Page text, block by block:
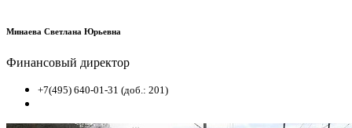
Минаева Светлана Юрьевна
Финансовый директор
+7(495) 640-01-31 (доб.: 201)